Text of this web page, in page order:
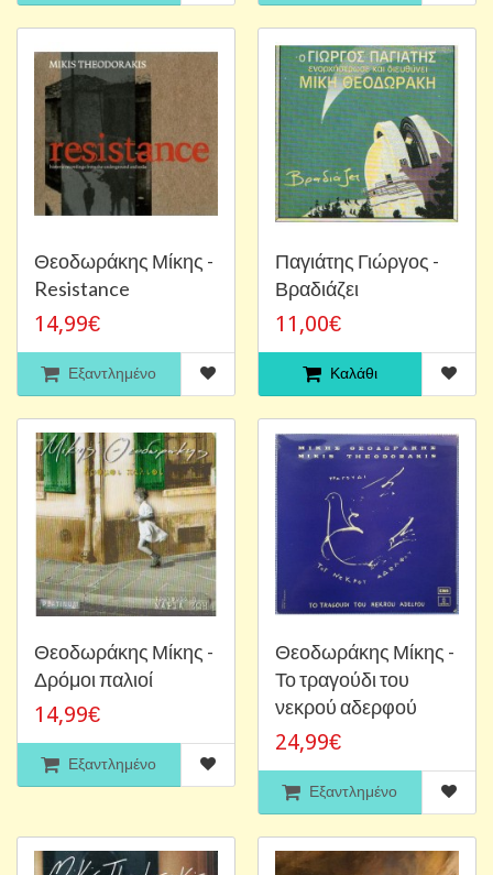
Θεοδωράκης Μίκης -
Resistance
14,99€
Εξαντλημένο
Παγιάτης Γιώργος -
Βραδιάζει
11,00€
Καλάθι
Θεοδωράκης Μίκης -
Δρόμοι παλιοί
14,99€
Εξαντλημένο
Θεοδωράκης Μίκης -
Το τραγούδι του
νεκρού αδερφού
24,99€
Εξαντλημένο